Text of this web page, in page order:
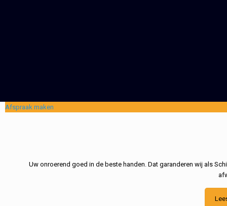
Afspraak maken
Uw onroerend goed in de beste handen. Dat garanderen wij als